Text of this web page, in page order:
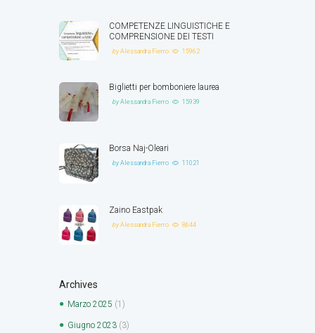
COMPETENZE LINGUISTICHE E
COMPRENSIONE DEI TESTI
byAlessandra Fierro 15962
Biglietti per bomboniere laurea
byAlessandra Fierro 15939
Borsa Naj-Oleari
byAlessandra Fierro 11021
Zaino Eastpak
byAlessandra Fierro 8644
Archives
Marzo 2025 (1)
Giugno 2023 (3)